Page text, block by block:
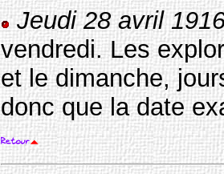
Jeudi 28 avril
vendredi. Les
et le dimanche,
donc que la date